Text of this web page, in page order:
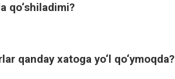
qo‘shiladimi?
qanday xatoga yo‘l qo‘ymoqda?